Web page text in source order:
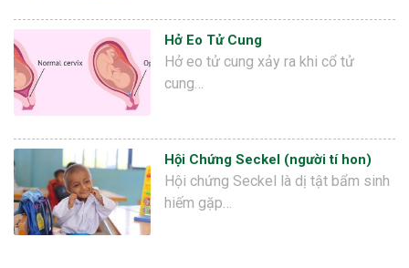
Hở Eo Tử Cung
Hở eo tử cung xảy ra khi cổ tử
cung…
Hội Chứng Seckel (người tí hon)
Hội chứng Seckel là dị tật bẩm sinh
hiếm gặp…